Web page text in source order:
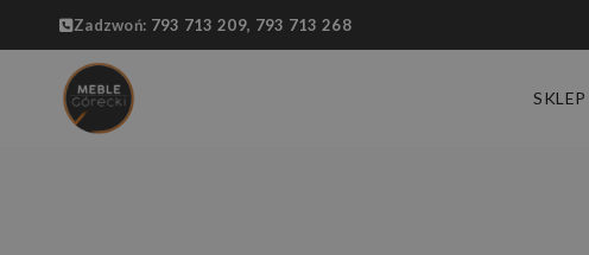
Zadzwoń: 793 713 209, 793 713 268
SKLEP